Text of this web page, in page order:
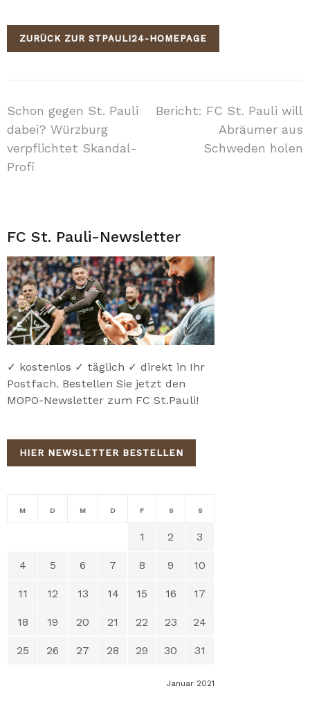
ZURÜCK ZUR STPAULI24-HOMEPAGE
Beitragsnavigation
Schon gegen St. Pauli
dabei? Würzburg
verpflichtet Skandal-
Profi
Bericht: FC St. Pauli will
Abräumer aus
Schweden holen
FC St. Pauli-Newsletter
✓ kostenlos ✓ täglich ✓ direkt in Ihr
Postfach. Bestellen Sie jetzt den
MOPO-Newsletter zum FC St.Pauli!
HIER NEWSLETTER BESTELLEN
Januar 2021
M D M D F S S
1 2 3
4 5 6 7 8 9 10
11 12 13 14 15 16 17
18 19 20 21 22 23 24
25 26 27 28 29 30 31